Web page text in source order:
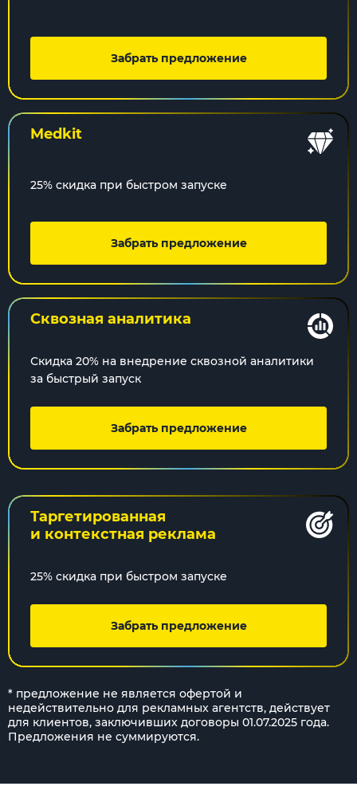
Забрать предложение
Medkit
25% скидка при быстром запуске
Забрать предложение
Сквозная аналитика
Скидка 20% на внедрение сквозной аналитики
за быстрый запуск
Забрать предложение
Таргетированная
и контекстная реклама
25% скидка при быстром запуске
Забрать предложение
* предложение не является офертой и
недействительно для рекламных агентств, действует
для клиентов, заключивших договоры 01.07.2025 года.
Предложения не суммируются.